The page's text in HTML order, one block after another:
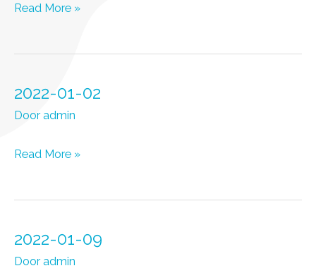
2022-
Read More »
2022-01-02
Dooradmin
2022-
Read More »
2022-01-09
Dooradmin